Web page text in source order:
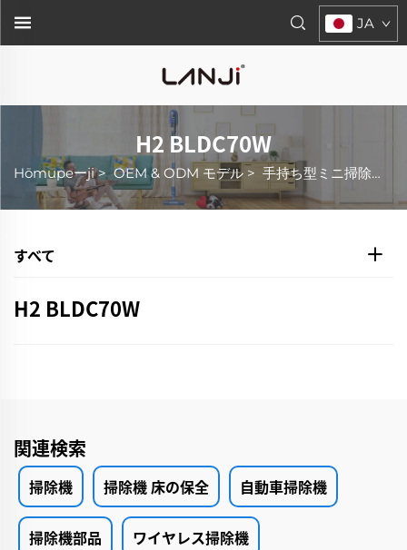
JA
H2 BLDC70W
Hōmupeーji>OEM & ODM モデル > 手持ち型ミニ掃除機
すべて
H2 BLDC70W
関連検索
掃除機 掃除機 床の保全 自動車掃除機
掃除機部品 ワイヤレス掃除機